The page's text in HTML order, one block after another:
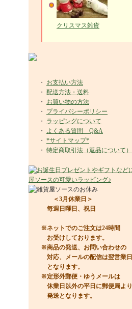
クリスマス雑貨
・ お支払い方法
・ 配送方法・送料
・ お買い物の方法
・ プライバシーポリシー
・ ラッピングについて
・ よくある質問 Q&A
・ *サイトマップ*
・ 特定商取引法（返品について）
＜3月休業日＞
毎週日曜日、祝日
※ネットでのご注文は24時間
お受けしております。
※商品の発送、お問い合わせの
対応、メールの配信は翌営業日
となります。
※定形外郵便・ゆうメールは
休業日以外の平日に郵便局より
発送となります。